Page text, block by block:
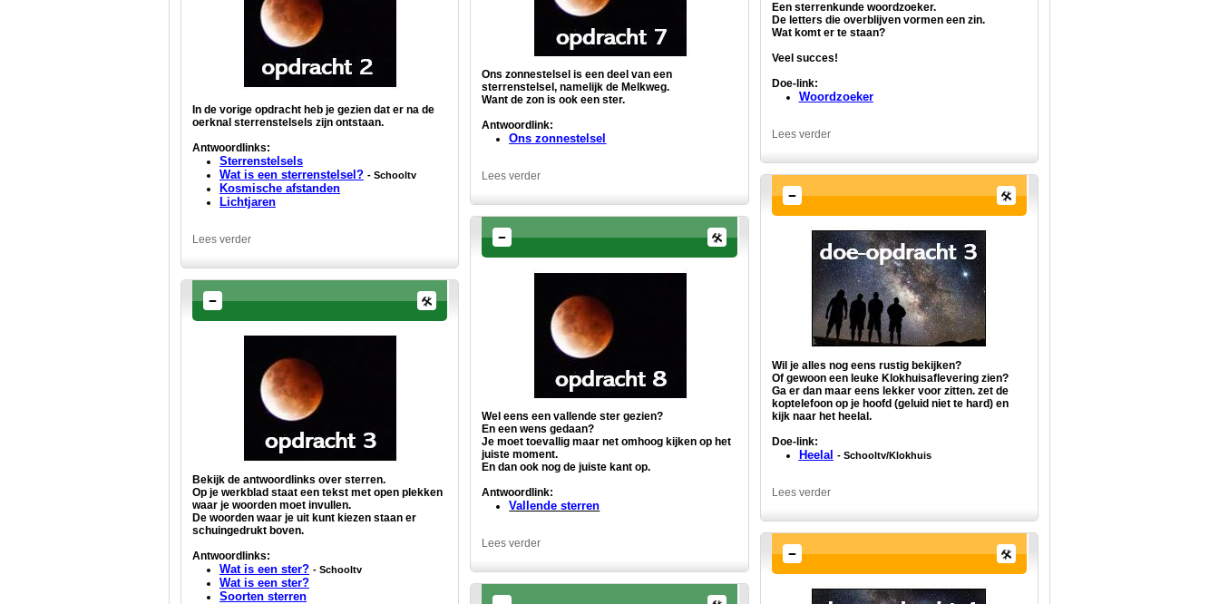
In de vorige opdracht heb je gezien dat er na de
oerknal sterrenstelsels zijn ontstaan.
Antwoordlinks:
Sterrenstelsels
Wat is een sterrenstelsel? - Schooltv
Kosmische afstanden
Lichtjaren
Lees verder
Bekijk de antwoordlinks over sterren.
Op je werkblad staat een tekst met open plekken
waar je woorden moet invullen.
De woorden waar je uit kunt kiezen staan er
schuingedrukt boven.
Antwoordlinks:
Wat is een ster? - Schooltv
Wat is een ster?
Soorten sterren
Ons zonnestelsel is een deel van een
sterrenstelsel, namelijk de Melkweg.
Want de zon is ook een ster.
Antwoordlink:
Ons zonnestelsel
Lees verder
Wel eens een vallende ster gezien?
En een wens gedaan?
Je moet toevallig maar net omhoog kijken op het
juiste moment.
En dan ook nog de juiste kant op.
Antwoordlink:
Vallende sterren
Lees verder
Een sterrenkunde woordzoeker.
De letters die overblijven vormen een zin.
Wat komt er te staan?
Veel succes!
Doe-link:
Woordzoeker
Lees verder
Wil je alles nog eens rustig bekijken?
Of gewoon een leuke Klokhuisaflevering zien?
Ga er dan maar eens lekker voor zitten. zet de
koptelefoon op je hoofd (geluid niet te hard) en
kijk naar het heelal.
Doe-link:
Heelal - Schooltv/Klokhuis
Lees verder